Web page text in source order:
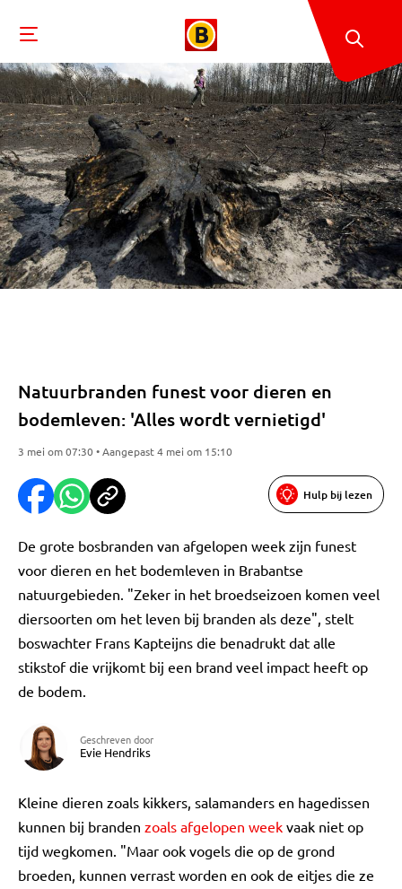
Natuurbranden funest voor dieren en
bodemleven: 'Alles wordt vernietigd'
3 mei om 07:30 • Aangepast 4 mei om 15:10
Hulp bij lezen
De grote bosbranden van afgelopen week zijn funest
voor dieren en het bodemleven in Brabantse
natuurgebieden. "Zeker in het broedseizoen komen veel
diersoorten om het leven bij branden als deze", stelt
boswachter Frans Kapteijns die benadrukt dat alle
stikstof die vrijkomt bij een brand veel impact heeft op
de bodem.
Geschreven door
Evie Hendriks
Kleine dieren zoals kikkers, salamanders en hagedissen
kunnen bij branden zoals afgelopen week vaak niet op
tijd wegkomen. "Maar ook vogels die op de grond
broeden, kunnen verrast worden en ook de eitjes die ze